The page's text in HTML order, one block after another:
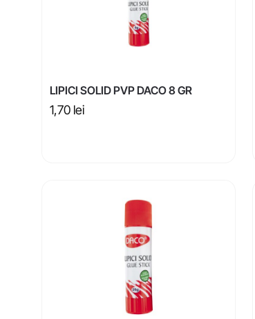
LIPICI SOLID PVP DACO 8 GR
1,70 lei